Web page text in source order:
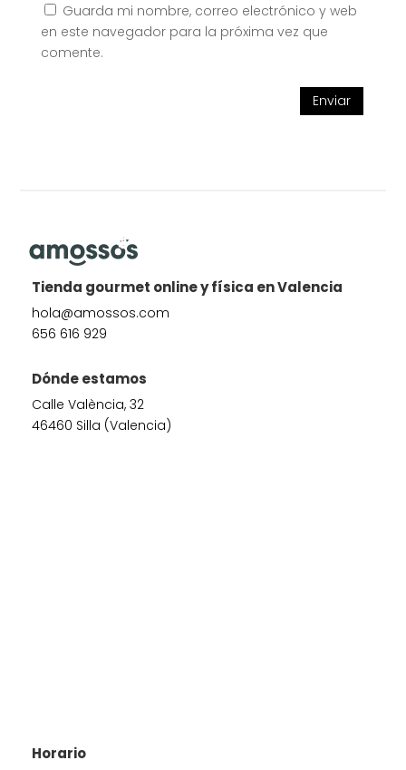
Guarda mi nombre, correo electrónico y web
en este navegador para la próxima vez que
comente.
Enviar
Tienda gourmet online y física en Valencia
hola@amossos.com
656 616 929
Dónde estamos
Calle València, 32
46460 Silla (Valencia)
Horario